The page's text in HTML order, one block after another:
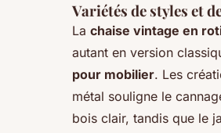
Variétés de styles et
La chaise vintage en
autant en version
pour mobilier. Les
métal souligne le
bois clair, tandis que le